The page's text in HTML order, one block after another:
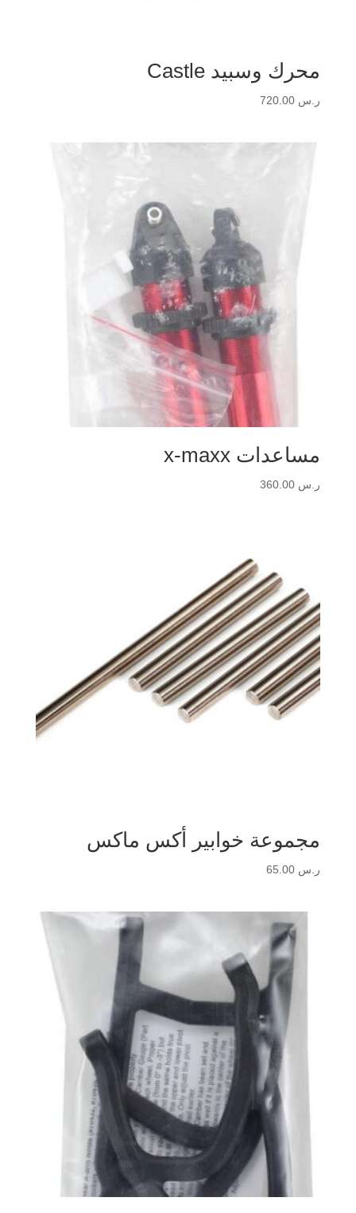
محرك وسبيد Castle
ر.س
مساعدات x-maxx
ر.س
مجموعة خوابير أكس ماكس
ر.س